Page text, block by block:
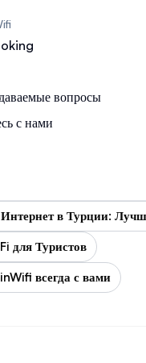
вопросы
с нами
в Турции:
для Туристов
всегда с вами